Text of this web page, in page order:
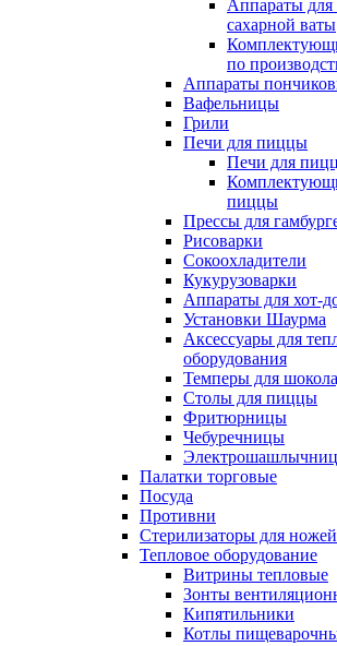
Аппараты для
сахарной ваты
по
Аппараты
Вафельницы
Грили
Печи для пиццы
Печи для
пиццы
Прессы для
Рисоварки
Сокоохладители
Кукурузоварки
Аппараты для хот-
Установки Шаурма
Аксессуары для
оборудования
Темперы для
Столы для пиццы
Фритюрницы
Чебуречницы
Палатки торговые
Посуда
Противни
Стерилизаторы для ножей
Тепловое оборудование
Витрины тепловые
Зонты
Кипятильники
Котлы